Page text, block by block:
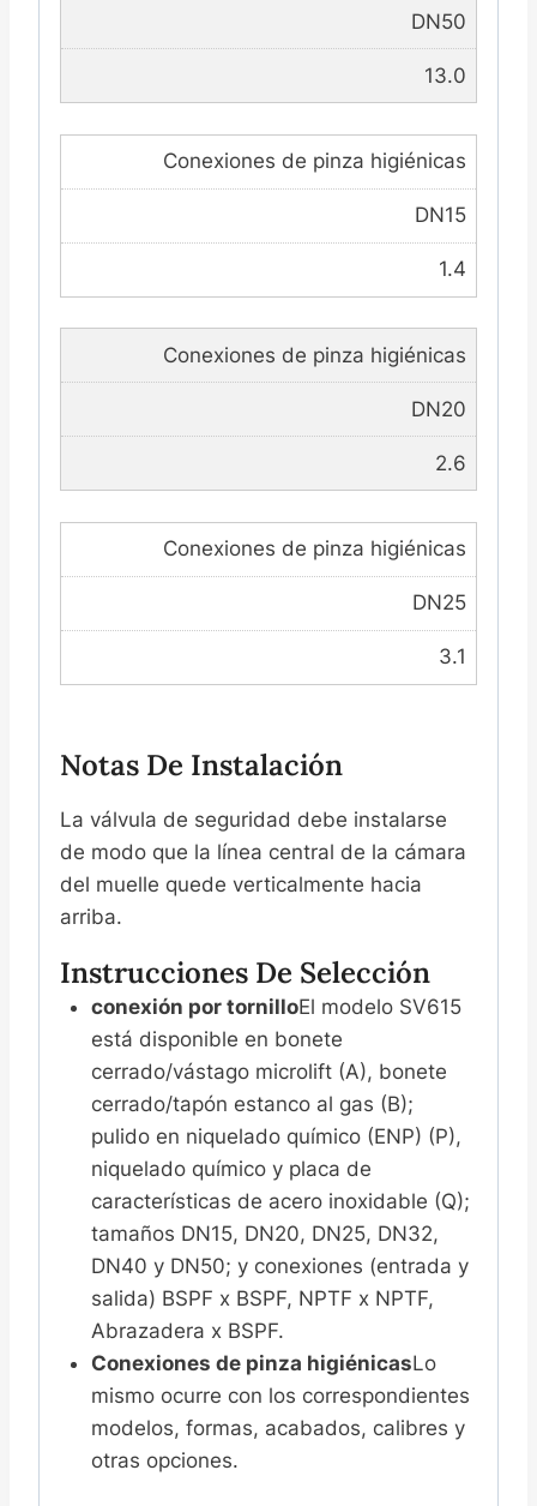
DN50
13.0
Conexiones de pinza higiénicas
DN15
1.4
Conexiones de pinza higiénicas
DN20
2.6
Conexiones de pinza higiénicas
DN25
3.1
Notas De Instalación
La válvula de seguridad debe instalarse
de modo que la línea central de la cámara
del muelle quede verticalmente hacia
arriba.
Instrucciones De Selección
conexión por tornilloEl modelo SV615
está disponible en bonete
cerrado/vástago microlift (A), bonete
cerrado/tapón estanco al gas (B);
pulido en niquelado químico (ENP) (P),
niquelado químico y placa de
características de acero inoxidable (Q);
tamaños DN15, DN20, DN25, DN32,
DN40 y DN50; y conexiones (entrada y
salida) BSPF x BSPF, NPTF x NPTF,
Abrazadera x BSPF.
Conexiones de pinza higiénicasLo
mismo ocurre con los correspondientes
modelos, formas, acabados, calibres y
otras opciones.